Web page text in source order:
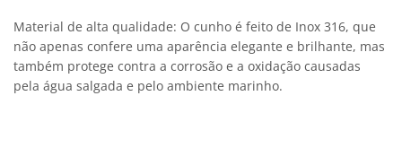
Material de alta qualidade: O cunho é feito de Inox 316, que
não apenas confere uma aparência elegante e brilhante, mas
também protege contra a corrosão e a oxidação causadas
pela água salgada e pelo ambiente marinho.